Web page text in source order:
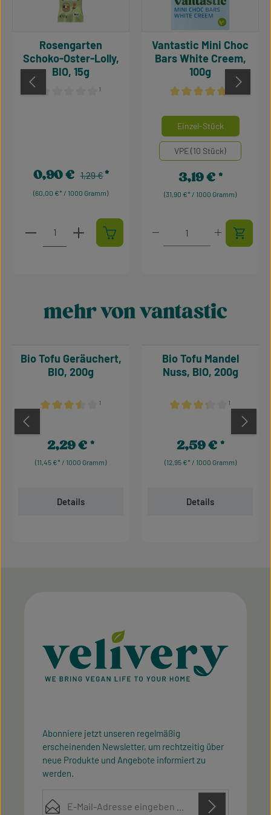
¹
Rosengarten
Schoko-Oster-Lolly,
BIO, 15g
(60,00 €* / 1000 Gramm)
Verkaufspreis:
0,90 € Regulärer Preis:
1,29 €
Produkt Anzahl: Gib den gewünschten Wert ein
¹
Vantastic Mini Choc
Bars White Creem,
100g
Mengeneinheiten
Einzel-Stück
VPE (10 Stück)
(31,90 €* / 1000 Gramm)
Regulärer Preis:
3,19 €
Produkt Anzahl: Gib
Produktgalerie überspringen
mehr von vantastic
¹
Bio Tofu Geräuchert,
BIO, 200g
(11,45 €* / 1000 Gramm)
Regulärer Preis:
2,29 €
Details
Durchschnittliche
¹
Bio Tofu Mandel
Nuss, BIO, 200g
(12,95 €* / 1000 Gramm)
Regulärer Preis:
2,59 €
Details
Abonniere jetzt unseren regelmäßig
erscheinenden Newsletter, um rechtzeitig über
neue Produkte und Angebote informiert zu
werden.